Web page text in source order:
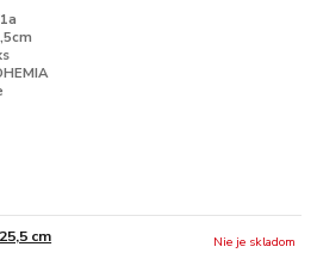
cm
Nie je skladom